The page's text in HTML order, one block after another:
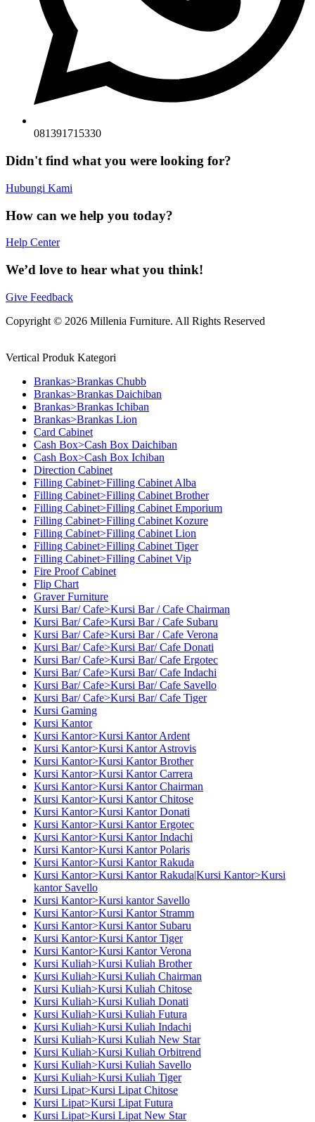
081391715330
Didn't find what you were looking for?
Hubungi Kami
How can we help you today?
Help Center
We’d love to hear what you think!
Give Feedback
Copyright © 2026 Millenia Furniture. All Rights Reserved
Vertical Produk Kategori
Brankas>Brankas Chubb
Brankas>Brankas Daichiban
Brankas>Brankas Ichiban
Brankas>Brankas Lion
Card Cabinet
Cash Box>Cash Box Daichiban
Cash Box>Cash Box Ichiban
Direction Cabinet
Filling Cabinet>Filling Cabinet Alba
Filling Cabinet>Filling Cabinet Brother
Filling Cabinet>Filling Cabinet Emporium
Filling Cabinet>Filling Cabinet Kozure
Filling Cabinet>Filling Cabinet Lion
Filling Cabinet>Filling Cabinet Tiger
Filling Cabinet>Filling Cabinet Vip
Fire Proof Cabinet
Flip Chart
Graver Furniture
Kursi Bar/ Cafe>Kursi Bar / Cafe Chairman
Kursi Bar/ Cafe>Kursi Bar / Cafe Subaru
Kursi Bar/ Cafe>Kursi Bar / Cafe Verona
Kursi Bar/ Cafe>Kursi Bar/ Cafe Donati
Kursi Bar/ Cafe>Kursi Bar/ Cafe Ergotec
Kursi Bar/ Cafe>Kursi Bar/ Cafe Indachi
Kursi Bar/ Cafe>Kursi Bar/ Cafe Savello
Kursi Bar/ Cafe>Kursi Bar/ Cafe Tiger
Kursi Gaming
Kursi Kantor
Kursi Kantor>Kursi Kantor Ardent
Kursi Kantor>Kursi Kantor Astrovis
Kursi Kantor>Kursi Kantor Brother
Kursi Kantor>Kursi Kantor Carrera
Kursi Kantor>Kursi Kantor Chairman
Kursi Kantor>Kursi Kantor Chitose
Kursi Kantor>Kursi Kantor Donati
Kursi Kantor>Kursi Kantor Ergotec
Kursi Kantor>Kursi Kantor Indachi
Kursi Kantor>Kursi Kantor Polaris
Kursi Kantor>Kursi Kantor Rakuda
Kursi Kantor>Kursi Kantor Rakuda|Kursi Kantor>Kursi
kantor Savello
Kursi Kantor>Kursi kantor Savello
Kursi Kantor>Kursi Kantor Stramm
Kursi Kantor>Kursi Kantor Subaru
Kursi Kantor>Kursi Kantor Tiger
Kursi Kantor>Kursi Kantor Verona
Kursi Kuliah>Kursi Kuliah Brother
Kursi Kuliah>Kursi Kuliah Chairman
Kursi Kuliah>Kursi Kuliah Chitose
Kursi Kuliah>Kursi Kuliah Donati
Kursi Kuliah>Kursi Kuliah Futura
Kursi Kuliah>Kursi Kuliah Indachi
Kursi Kuliah>Kursi Kuliah New Star
Kursi Kuliah>Kursi Kuliah Orbitrend
Kursi Kuliah>Kursi Kuliah Savello
Kursi Kuliah>Kursi Kuliah Tiger
Kursi Lipat>Kursi Lipat Chitose
Kursi Lipat>Kursi Lipat Futura
Kursi Lipat>Kursi Lipat New Star